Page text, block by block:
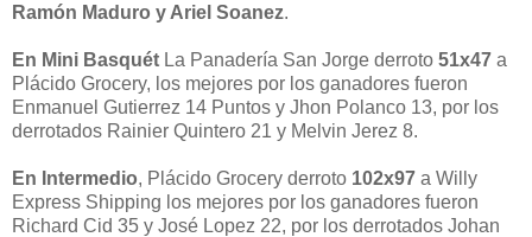
Ramón Maduro y Ariel Soanez.
En Mini Basquét La Panadería San Jorge derroto 51x47 a
Plácido Grocery, los mejores por los ganadores fueron
Enmanuel Gutierrez 14 Puntos y Jhon Polanco 13, por los
derrotados Rainier Quintero 21 y Melvin Jerez 8.
En Intermedio, Plácido Grocery derroto 102x97 a Willy
Express Shipping los mejores por los ganadores fueron
Richard Cid 35 y José Lopez 22, por los derrotados Johan